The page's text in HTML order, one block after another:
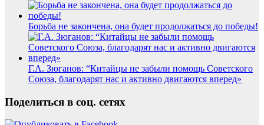
Борьба не закончена, она будет продолжаться до победы!
Г.А. Зюганов: “Китайцы не забыли помощь Советского
Союза, благодарят нас и активно двигаются вперед»
Поделиться в соц. сетях